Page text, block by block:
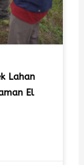
Lahan
El